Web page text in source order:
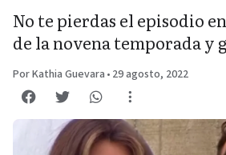
No te pierdas el episodio
de la novena temporada y
Por Kathia Guevara • 29 agosto, 2022